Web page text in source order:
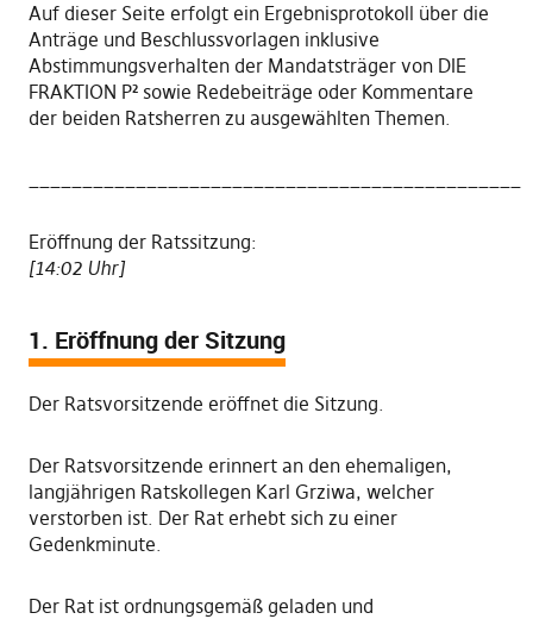
Auf dieser Seite erfolgt ein Ergebnisprotokoll über die
Anträge und Beschlussvorlagen inklusive
Abstimmungsverhalten der Mandatsträger von DIE
FRAKTION P² sowie Redebeiträge oder Kommentare
der beiden Ratsherren zu ausgewählten Themen.
Eröffnung der Ratssitzung:
[14:02 Uhr]
1. Eröffnung der Sitzung
Der Ratsvorsitzende eröffnet die Sitzung.
Der Ratsvorsitzende erinnert an den ehemaligen,
langjährigen Ratskollegen Karl Grziwa, welcher
verstorben ist. Der Rat erhebt sich zu einer
Gedenkminute.
Der Rat ist ordnungsgemäß geladen und